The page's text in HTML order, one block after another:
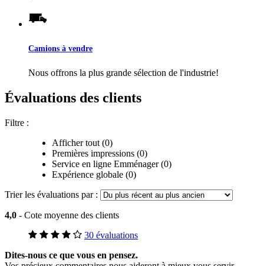
Camions à vendre
Nous offrons la plus grande sélection de l'industrie!
Évaluations des clients
Filtre :
Afficher tout (0)
Premières impressions (0)
Service en ligne Emménager (0)
Expérience globale (0)
Trier les évaluations par :
4,0 - Cote moyenne des clients
30 évaluations
Dites-nous ce que vous en pensez.